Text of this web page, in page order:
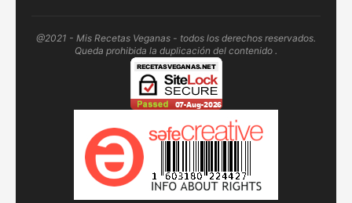
@2021 - Mis Recetas Veganas - todos los derechos reservados.
Queda prohibida la duplicación del contenido .